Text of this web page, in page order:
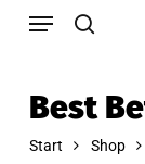
Skip
content
Menu
Best
Start Shop